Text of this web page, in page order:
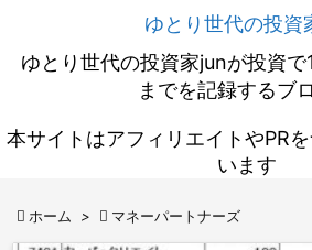
ゆとり世代の投資
ゆとり世代の投資家junが投資で
までを記録するブ
本サイトはアフィリエイトやPR
います
 ホーム >  マネーパートナーズ